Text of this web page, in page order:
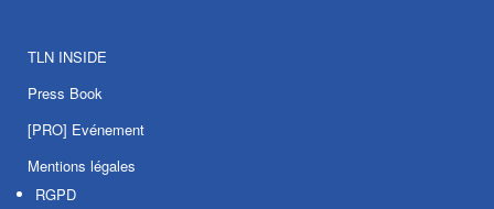
TLN INSIDE
Press Book
[PRO] Evénement
Mentions légales
RGPD